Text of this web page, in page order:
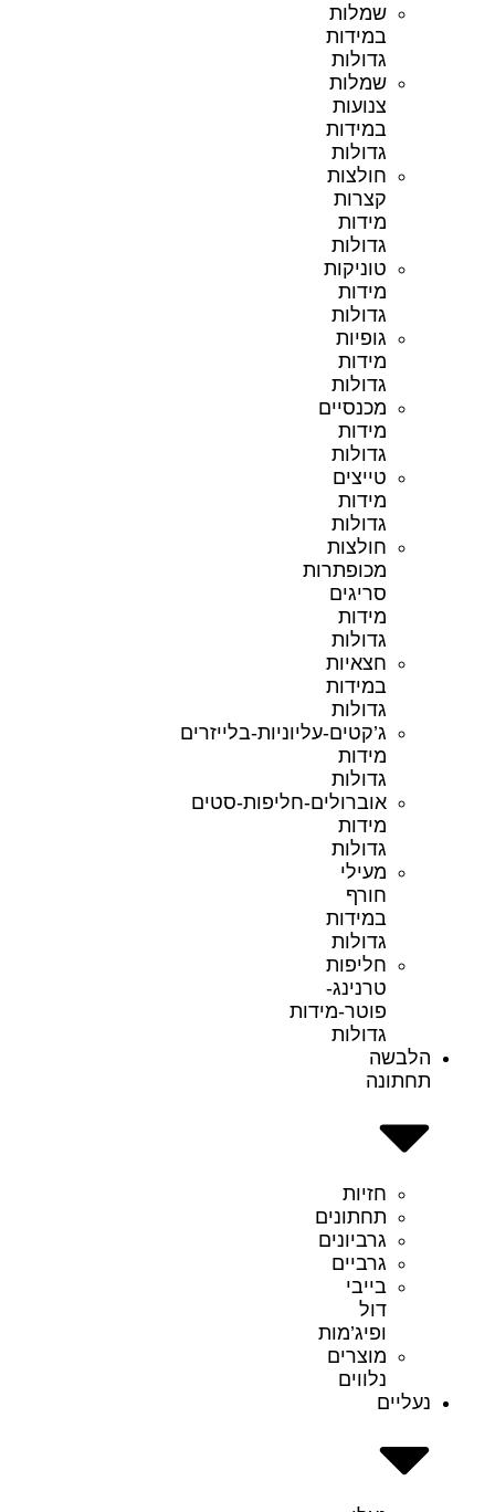
שמלות
במידות
גדולות
שמלות
צנועות
במידות
גדולות
חולצות
קצרות
מידות
גדולות
טוניקות
מידות
גדולות
גופיות
מידות
גדולות
מכנסיים
מידות
גדולות
טייצים
מידות
גדולות
חולצות
מכופתרות
סריגים
מידות
גדולות
חצאיות
במידות
גדולות
ג’קטים-עליוניות-בלייזרים
מידות
גדולות
אוברולים-חליפות-סטים
מידות
גדולות
מעילי
חורף
במידות
גדולות
חליפות
טרנינג-
פוטר-מידות
גדולות
הלבשה
תחתונה
חזיות
תחתונים
גרביונים
גרביים
בייבי
דול
ופיג’מות
מוצרים
נלווים
נעליים